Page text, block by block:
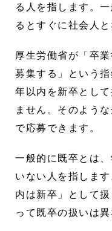
る人を指します。
るとすぐに社会人と
厚生労働省が「卒
募集する」という
年以内を新卒とし
ません。そのよう
で応募できます。
一般的に既卒とは
いない人を指しま
内は新卒」として
って既卒の扱いは異